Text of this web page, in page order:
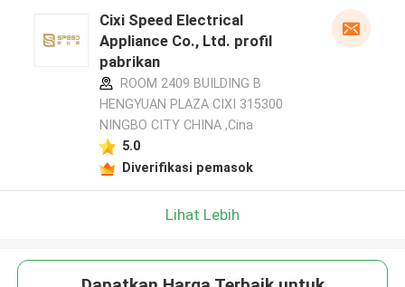
Cixi Speed Electrical
Appliance Co., Ltd. profil
pabrikan
ROOM 2409 BUILDING B
HENGYUAN PLAZA CIXI 315300
NINGBO CITY CHINA ,Cina
5.0
Diverifikasi pemasok
Lihat Lebih